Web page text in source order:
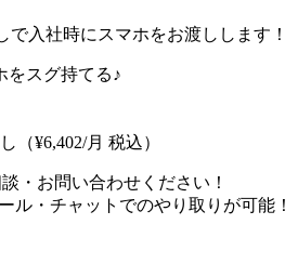
入社時にスマホをお渡しします！
をスグ持てる♪
¥6,402/月 税込）
・お問い合わせください！
ル・チャットでのやり取りが可能！